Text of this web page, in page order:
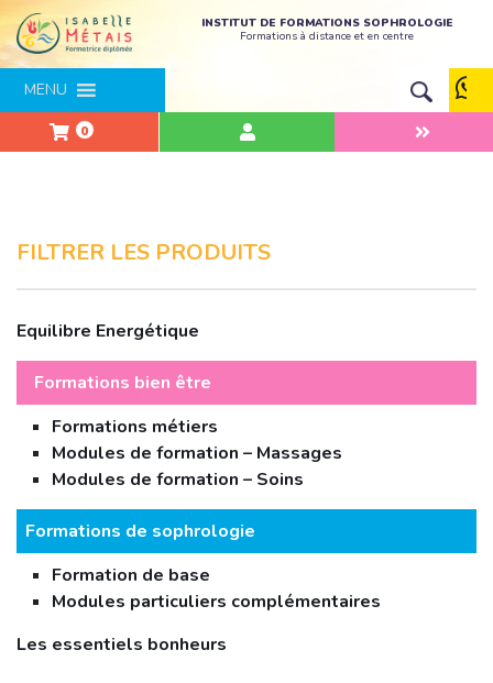
INSTITUT DE FORMATIONS SOPHROLOGIE
Formations à distance et en centre
MENU
0
FILTRER LES PRODUITS
Equilibre Energétique
Formations bien être
Formations métiers
Modules de formation – Massages
Modules de formation – Soins
Formations de sophrologie
Formation de base
Modules particuliers complémentaires
Les essentiels bonheurs